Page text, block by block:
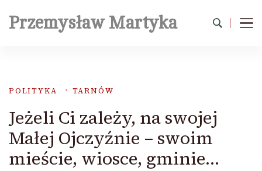
Przemysław Martyka
POLITYKA TARNÓW
Jeżeli Ci zależy, na swojej
Małej Ojczyźnie – swoim
mieście, wiosce, gminie…